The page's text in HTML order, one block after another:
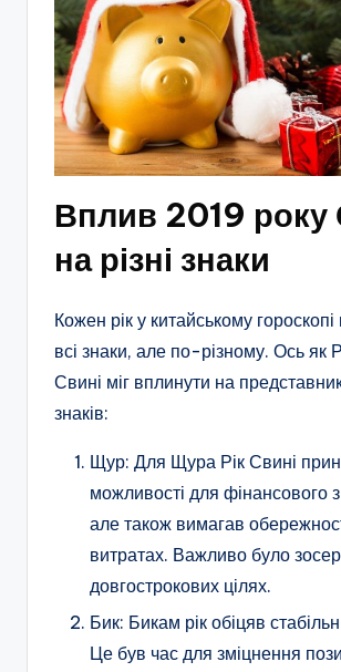
Вплив 2019 року
на різні знаки
Кожен рік у китайському
всі знаки, але по-різному. Ось як
Свині міг вплинути на
знаків:
Щур: Для Щура Рік Свині
можливості для фінансового
але також вимагав
витратах. Важливо було
довгострокових цілях.
Бик: Бикам рік обіцяв
Це був час для зміцнення